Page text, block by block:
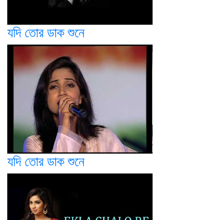
যদি তোর ডাক শুনে
যদি তোর ডাক শুনে